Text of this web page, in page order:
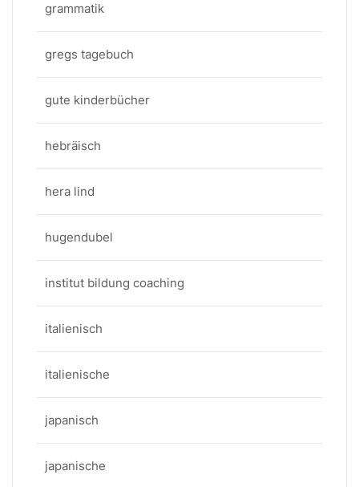
grammatik
gregs tagebuch
gute kinderbücher
hebräisch
hera lind
hugendubel
institut bildung coaching
italienisch
italienische
japanisch
japanische